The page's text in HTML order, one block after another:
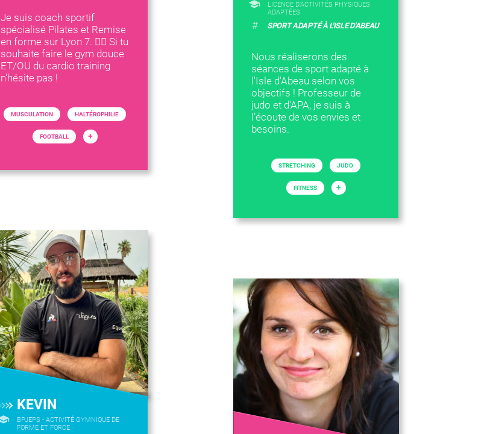
Je suis coach sportif
spécialisé Pilates et Remise
en forme sur Lyon 7. 🧘‍♂️ Si tu
souhaite faire le gym douce
ET/OU du cardio training
n'hésite pas !
MUSCULATION HALTÉROPHILIE
FOOTBALL +
LICENCE D’ACTIVITÉS PHYSIQUES
ADAPTÉES
# SPORT ADAPTÉ À L'ISLE D'ABEAU
Nous réaliserons des
séances de sport adapté à
l'Isle d'Abeau selon vos
objectifs ! Professeur de
judo et d'APA, je suis à
l’écoute de vos envies et
besoins.
STRETCHING JUDO
FITNESS +
KEVIN
BPJEPS - ACTIVITÉ GYMNIQUE DE
FORME ET FORCE